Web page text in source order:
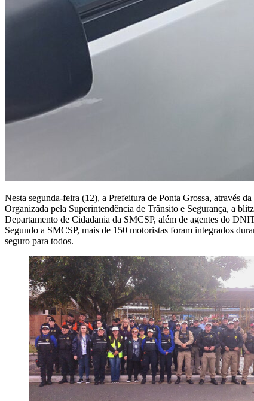
Nesta segunda-feira (12), a Prefeitura de Ponta Grossa, através
Organizada pela Superintendência de Trânsito e Segurança, a
Departamento de Cidadania da SMCSP, além de agentes do
Segundo a SMCSP, mais de 150 motoristas foram integrados
seguro para todos.